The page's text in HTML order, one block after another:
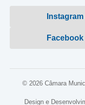
Instagram
Facebook
© 2026 Câmara
Design e